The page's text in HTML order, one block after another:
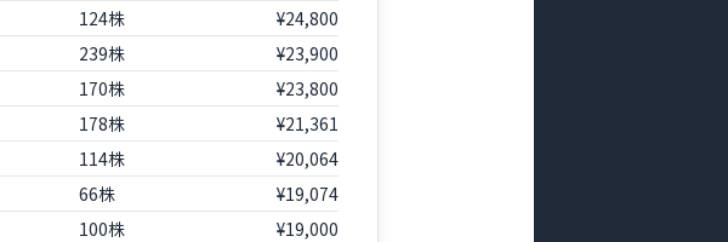
124株
¥24,800
239株
¥23,900
170株
¥23,800
178株
¥21,361
114株
¥20,064
66株
¥19,074
100株
¥19,000